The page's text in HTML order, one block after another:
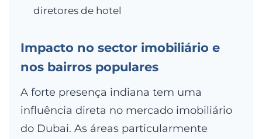
diretores de hotel
Impacto no sector imobiliário e
nos bairros populares
A forte presença indiana tem uma
influência direta no mercado imobiliário
do Dubai. As áreas particularmente